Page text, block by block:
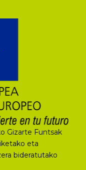
Gizarte Funtsak
eta
bideratutako